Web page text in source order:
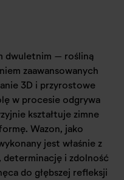
dwuletnim – rośliną
zaawansowanych
3D i przyrostowe
w procesie odgrywa
kształtuje zimne
Wazon, jako
jest właśnie z
determinację i zdolność
do głębszej refleksji